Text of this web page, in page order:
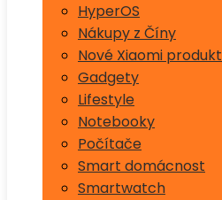
HyperOS
Nákupy z Číny
Nové Xiaomi
Gadgety
Lifestyle
Notebooky
Počítače
Smart domácnost
Smartwatch